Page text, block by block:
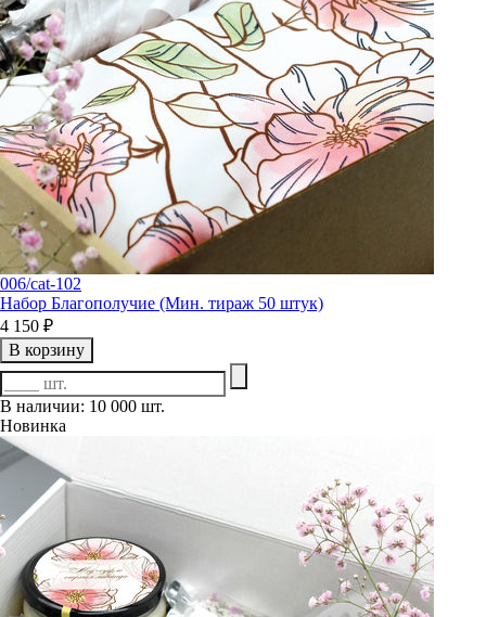
006/cat-102
Набор Благополучие (Мин. тираж 50 штук)
4 150 ₽
В корзину
В наличии: 10 000 шт.
Новинка